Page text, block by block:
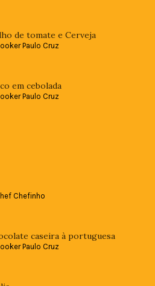
de tomate e Cerveja
Paulo Cruz
em cebolada
Paulo Cruz
Chefinho
caseira à portuguesa
Paulo Cruz